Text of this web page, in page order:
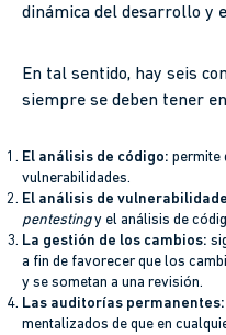
dinámica del desarrollo y
En tal sentido, hay seis
siempre se deben tener
El análisis de código: permite
vulnerabilidades.
El análisis de
pentestingy el análisis de
La gestión de los cambios:
a fin de favorecer que los
y se sometan a una revisión.
Las auditorías permanentes:
mentalizados de que en